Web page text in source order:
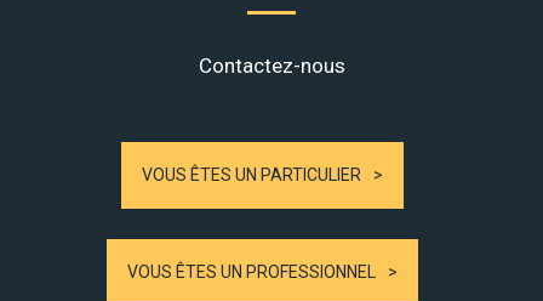
Contactez-nous
VOUS ÊTES UN PARTICULIER
VOUS ÊTES UN PROFESSIONNEL